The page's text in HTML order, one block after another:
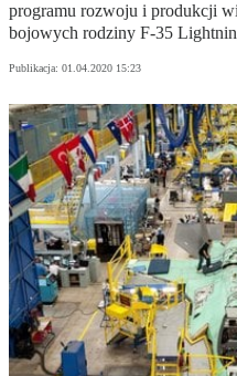
programu rozwoju i produkcji
bojowych rodziny F-35
Publikacja: 01.04.2020 15:23